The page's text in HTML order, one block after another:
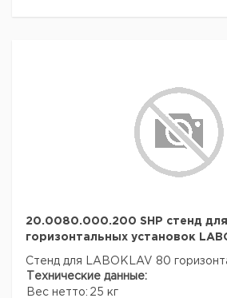
20.0080.000.200 SHP стенд для
горизонтальных установок
Стенд для LABOKLAV 80
Технические данные:
Вес нетто: 25 кг